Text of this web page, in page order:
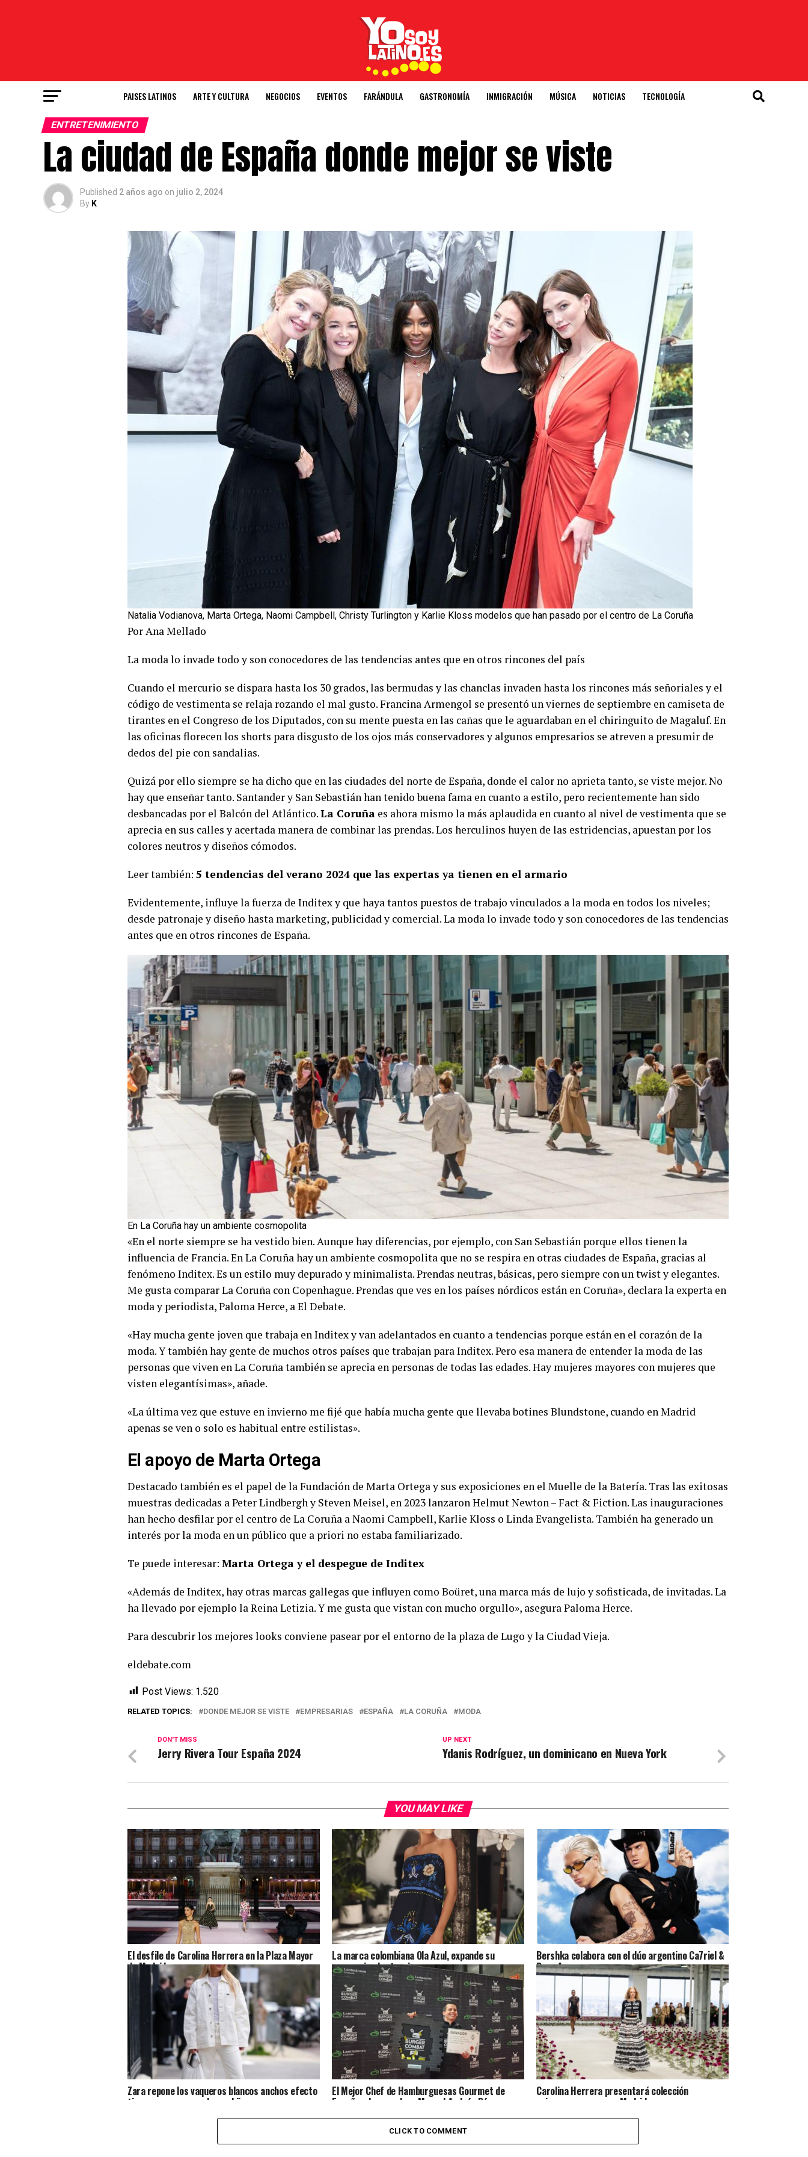
PAISES LATINOS ARTE Y CULTURA NEGOCIOS EVENTOS FARÁNDULA GASTRONOMÍA INMIGRACIÓN MÚSICA NOTICIAS TECNOLOGÍA
ENTRETENIMIENTO
La ciudad de España donde mejor se viste
Published 2 años ago on julio 2, 2024
By K
Natalia Vodianova, Marta Ortega, Naomi Campbell, Christy Turlington y Karlie Kloss modelos que han pasado por el centro de La Coruña
Por Ana Mellado
La moda lo invade todo y son conocedores de las tendencias antes que en otros rincones del país
Cuando el mercurio se dispara hasta los 30 grados, las bermudas y las chanclas invaden hasta los rincones más señoriales y el
código de vestimenta se relaja rozando el mal gusto. Francina Armengol se presentó un viernes de septiembre en camiseta de
tirantes en el Congreso de los Diputados, con su mente puesta en las cañas que le aguardaban en el chiringuito de Magaluf. En
las oficinas florecen los shorts para disgusto de los ojos más conservadores y algunos empresarios se atreven a presumir de
dedos del pie con sandalias.
Quizá por ello siempre se ha dicho que en las ciudades del norte de España, donde el calor no aprieta tanto, se viste mejor. No
hay que enseñar tanto. Santander y San Sebastián han tenido buena fama en cuanto a estilo, pero recientemente han sido
desbancadas por el Balcón del Atlántico.La Coruña es ahora mismo la más aplaudida en cuanto al nivel de vestimenta que se
aprecia en sus calles y acertada manera de combinar las prendas. Los herculinos huyen de las estridencias, apuestan por los
colores neutros y diseños cómodos.
Leer también: 5 tendencias del verano 2024 que las expertas ya tienen en el armario
Evidentemente, influye la fuerza de Inditex y que haya tantos puestos de trabajo vinculados a la moda en todos los niveles;
desde patronaje y diseño hasta marketing, publicidad y comercial. La moda lo invade todo y son conocedores de las tendencias
antes que en otros rincones de España.
En La Coruña hay un ambiente cosmopolita
«En el norte siempre se ha vestido bien. Aunque hay diferencias, por ejemplo, con San Sebastián porque ellos tienen la
influencia de Francia. En La Coruña hay un ambiente cosmopolita que no se respira en otras ciudades de España, gracias al
fenómeno Inditex. Es un estilo muy depurado y minimalista. Prendas neutras, básicas, pero siempre con un twist y elegantes.
Me gusta comparar La Coruña con Copenhague. Prendas que ves en los países nórdicos están en Coruña», declara la experta en
moda y periodista, Paloma Herce, a El Debate.
«Hay mucha gente joven que trabaja en Inditex y van adelantados en cuanto a tendencias porque están en el corazón de la
moda. Y también hay gente de muchos otros países que trabajan para Inditex. Pero esa manera de entender la moda de las
personas que viven en La Coruña también se aprecia en personas de todas las edades. Hay mujeres mayores con mujeres que
visten elegantísimas», añade.
«La última vez que estuve en invierno me fijé que había mucha gente que llevaba botines Blundstone, cuando en Madrid
apenas se ven o solo es habitual entre estilistas».
El apoyo de Marta Ortega
Destacado también es el papel de la Fundación de Marta Ortega y sus exposiciones en el Muelle de la Batería. Tras las exitosas
muestras dedicadas a Peter Lindbergh y Steven Meisel, en 2023 lanzaron Helmut Newton – Fact & Fiction. Las inauguraciones
han hecho desfilar por el centro de La Coruña a Naomi Campbell, Karlie Kloss o Linda Evangelista. También ha generado un
interés por la moda en un público que a priori no estaba familiarizado.
Te puede interesar: Marta Ortega y el despegue de Inditex
«Además de Inditex, hay otras marcas gallegas que influyen como Boüret, una marca más de lujo y sofisticada, de invitadas. La
ha llevado por ejemplo la Reina Letizia. Y me gusta que vistan con mucho orgullo», asegura Paloma Herce.
Para descubrir los mejores looks conviene pasear por el entorno de la plaza de Lugo y la Ciudad Vieja.
eldebate.com
Post Views: 1.520
RELATED TOPICS: DONDE MEJOR SE VISTE EMPRESARIAS ESPAÑA LA CORUÑA MODA
UP NEXT
Ydanis Rodríguez, un dominicano en Nueva York
DON'T MISS
Jerry Rivera Tour España 2024
YOU MAY LIKE
El desfile de Carolina Herrera en la Plaza Mayor
de Madrid
La marca colombiana Ola Azul, expande su
presencia al extranjero
Bershka colabora con el dúo argentino Ca7riel &
Paco Amoroso
Zara repone los vaqueros blancos anchos efecto
tipazo que aman madres e hijas
El Mejor Chef de Hamburguesas Gourmet de
España, el venezolano Manuel Andrés Pérez
Carolina Herrera presentará colección
primavera-verano en Madrid
CLICK TO COMMENT